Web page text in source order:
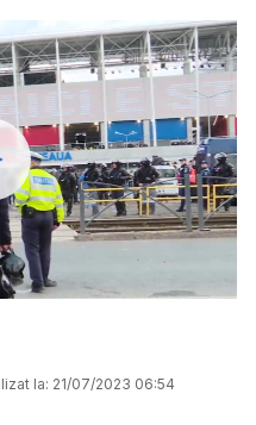
Watch
la: 21/07/2023 06:54